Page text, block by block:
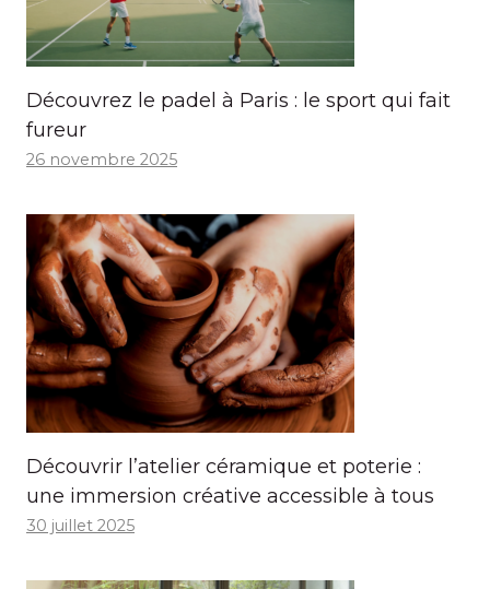
Découvrez le padel à Paris : le sport qui fait
fureur
26 novembre 2025
Découvrir l’atelier céramique et poterie :
une immersion créative accessible à tous
30 juillet 2025